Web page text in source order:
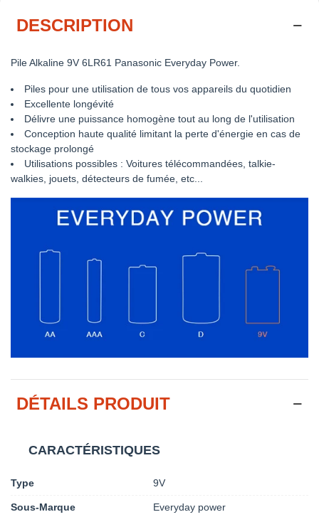
DESCRIPTION
Pile Alkaline 9V 6LR61 Panasonic Everyday Power.
Piles pour une utilisation de tous vos appareils du quotidien
Excellente longévité
Délivre une puissance homogène tout au long de l'utilisation
Conception haute qualité limitant la perte d'énergie en cas de
stockage prolongé
Utilisations possibles : Voitures télécommandées, talkie-
walkies, jouets, détecteurs de fumée, etc...
DÉTAILS PRODUIT
CARACTÉRISTIQUES
Type 9V
Sous-Marque Everyday power